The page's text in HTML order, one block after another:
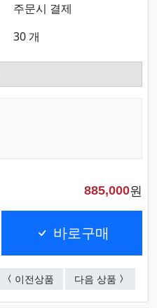
주문시 결제
30 개
885,000원
바로구매
이전상품 캘러웨이 워버드 골프
다음 상품 볼빅 플